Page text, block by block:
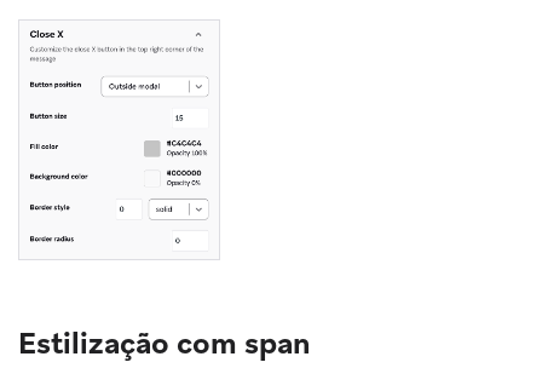
Estilização com span